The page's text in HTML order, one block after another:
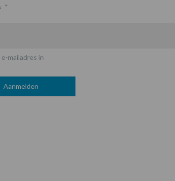
*
mailadres in